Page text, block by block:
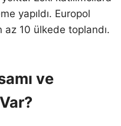
yapıldı. Europol
10 ülkede toplandı.
ve